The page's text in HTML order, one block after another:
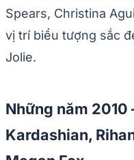
Spears, Christina
vị trí biểu tượng sắc
Jolie.
Những năm
Kardashian,